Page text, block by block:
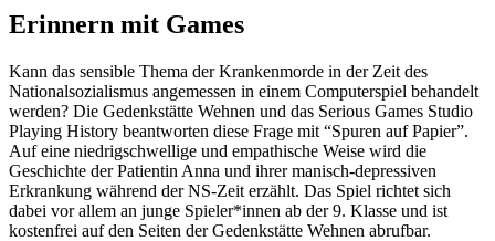
Erinnern mit Games
Kann das sensible Thema der Krankenmorde in der Zeit des
Nationalsozialismus angemessen in einem Computerspiel behandelt
werden? Die Gedenkstätte Wehnen und das Serious Games Studio
Playing History beantworten diese Frage mit “Spuren auf Papier”.
Auf eine niedrigschwellige und empathische Weise wird die
Geschichte der Patientin Anna und ihrer manisch-depressiven
Erkrankung während der NS-Zeit erzählt. Das Spiel richtet sich
dabei vor allem an junge Spieler*innen ab der 9. Klasse und ist
kostenfrei auf den Seiten der Gedenkstätte Wehnen abrufbar.